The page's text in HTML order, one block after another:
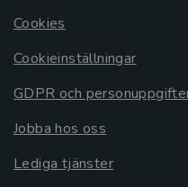
Cookies
Cookieinställningar
GDPR och
Jobba hos oss
Lediga tjänster